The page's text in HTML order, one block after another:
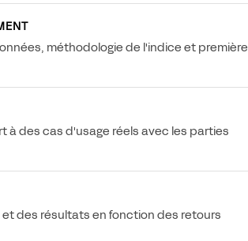
méthodologie de l'indice et première
à des cas d'usage réels avec les parties
des résultats en fonction des retours